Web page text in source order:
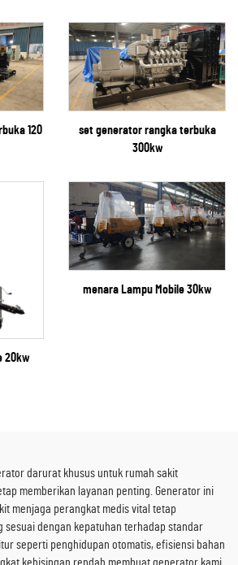
120
set generator rangka terbuka
300kw
20kw
menara Lampu Mobile 30kw
darurat khusus untuk rumah sakit
memberikan layanan penting. Generator ini
menjaga perangkat medis vital tetap
sesuai dengan kepatuhan terhadap standar
seperti penghidupan otomatis, efisiensi bahan